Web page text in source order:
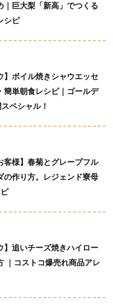
｜巨大梨「新高」でつくる
シピ
】ボイル焼きシャウエッセ
簡単朝食レシピ｜ゴールデ
ペシャル！
客様】春菊とグレープフル
の作り方。レジェンド寮母
】追いチーズ焼きハイロー
｜コストコ爆売れ商品アレ